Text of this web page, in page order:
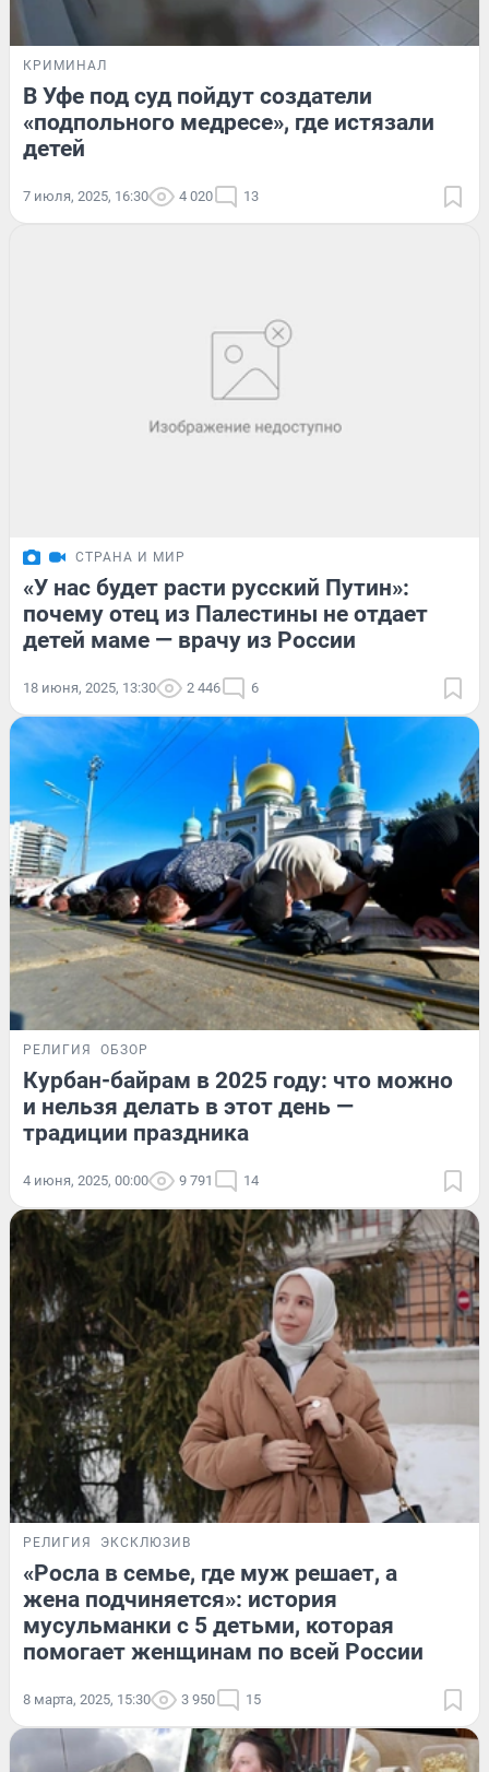
КРИМИНАЛ
В Уфе под суд пойдут создатели
«подпольного медресе», где истязали
детей
7 июля, 2025, 16:30 4 020 13
СТРАНА И МИР
«У нас будет расти русский Путин»:
почему отец из Палестины не отдает
детей маме — врачу из России
18 июня, 2025, 13:30 2 446 6
РЕЛИГИЯ ОБЗОР
Курбан-байрам в 2025 году: что можно
и нельзя делать в этот день —
традиции праздника
4 июня, 2025, 00:00 9 791 14
РЕЛИГИЯ ЭКСКЛЮЗИВ
«Росла в семье, где муж решает, а
жена подчиняется»: история
мусульманки с 5 детьми, которая
помогает женщинам по всей России
8 марта, 2025, 15:30 3 950 15